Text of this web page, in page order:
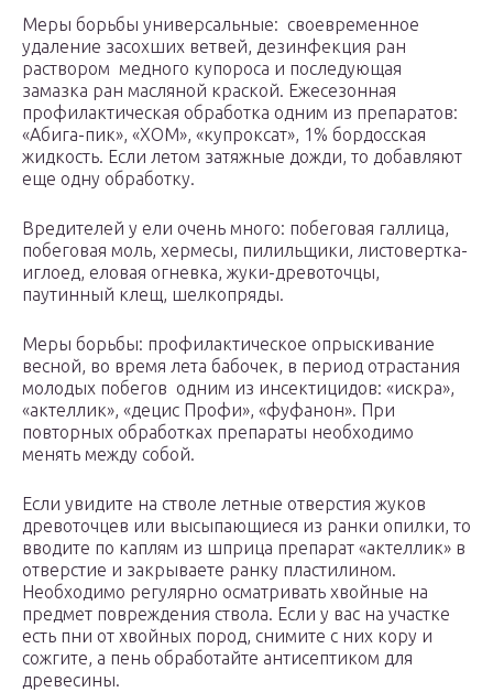
Меры борьбы универсальные: своевременное
удаление засохших ветвей, дезинфекция ран
раствором медного купороса и последующая
замазка ран масляной краской. Ежесезонная
профилактическая обработка одним из препаратов:
«Абига-пик», «ХОМ», «купроксат», 1% бордосская
жидкость. Если летом затяжные дожди, то добавляют
еще одну обработку.
Вредителей у ели очень много: побеговая галлица,
побеговая моль, хермесы, пилильщики, листовертка-
иглоед, еловая огневка, жуки-древоточцы,
паутинный клещ, шелкопряды.
Меры борьбы: профилактическое опрыскивание
весной, во время лета бабочек, в период отрастания
молодых побегов одним из инсектицидов: «искра»,
«актеллик», «децис Профи», «фуфанон». При
повторных обработках препараты необходимо
менять между собой.
Если увидите на стволе летные отверстия жуков
древоточцев или высыпающиеся из ранки опилки, то
вводите по каплям из шприца препарат «актеллик» в
отверстие и закрываете ранку пластилином.
Необходимо регулярно осматривать хвойные на
предмет повреждения ствола. Если у вас на участке
есть пни от хвойных пород, снимите с них кору и
сожгите, а пень обработайте антисептиком для
древесины.